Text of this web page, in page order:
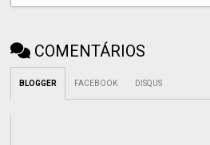
COMENTÁRIOS
BLOGGER FACEBOOK DISQUS